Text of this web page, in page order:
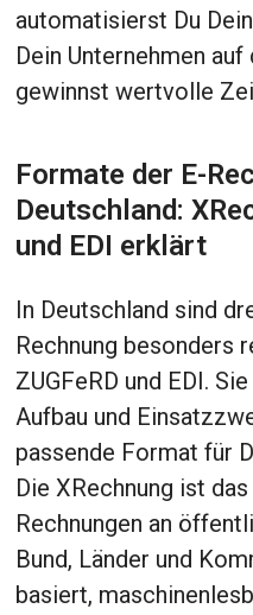
automatisierst Du
Dein Unternehmen
gewinnst wertvolle
Formate der E-
Deutschland:
und EDI erklärt
In Deutschland sind
Rechnung besonders
ZUGFeRD und EDI.
Aufbau und
passende Format für
Die XRechnung ist
Rechnungen an
Bund, Länder und
basiert,